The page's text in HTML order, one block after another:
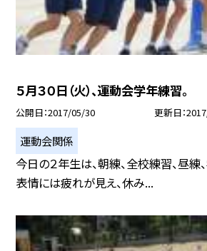
５月３０日（火）、運動会学年練習。
公開日 2017/05/30 更新日
運動会関係
今日の２年生は、朝練、全校練習、昼練
表情には疲れが見え、休み...